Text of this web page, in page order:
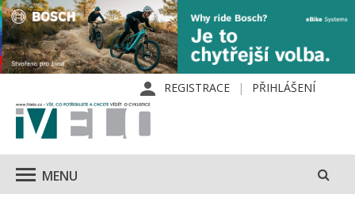
REGISTRACE PŘIHLÁŠENÍ
MENU